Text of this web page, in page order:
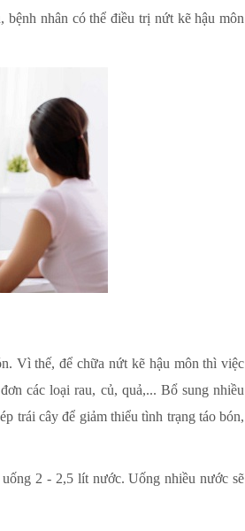
nhân có thể điều trị nứt kẽ hậu môn
Vì thế, để chữa nứt kẽ hậu môn thì việc
các loại rau, củ, quả,... Bổ sung nhiều
trái cây để giảm thiểu tình trạng táo bón,
2 - 2,5 lít nước. Uống nhiều nước sẽ